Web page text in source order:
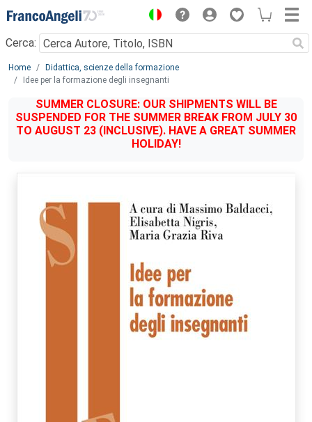
Menu
Cerca:
Main content
Home
Didattica, scienze della formazione
Idee per la formazione degli insegnanti
SUMMER CLOSURE: OUR SHIPMENTS WILL BE
SUSPENDED FOR THE SUMMER BREAK FROM JULY 30
TO AUGUST 23 (INCLUSIVE). HAVE A GREAT SUMMER
HOLIDAY!